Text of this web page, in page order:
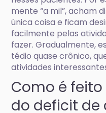
mente “a mil”, acham
única coisa e ficam
facilmente pelas
fazer. Gradualmente,
tédio quase crônico,
atividades
Como é
do deficit de